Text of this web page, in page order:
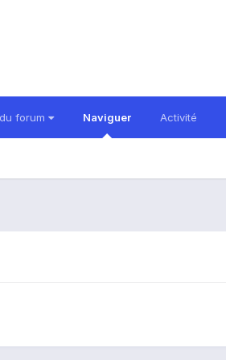
forum Naviguer Activité